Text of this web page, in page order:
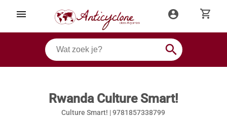
menu account_circle shopping_cart
search
Rwanda Culture Smart!
Culture Smart! |9781857338799